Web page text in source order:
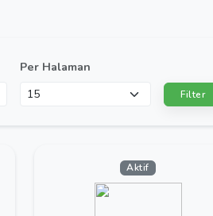
Per Halaman
Filter
Aktif